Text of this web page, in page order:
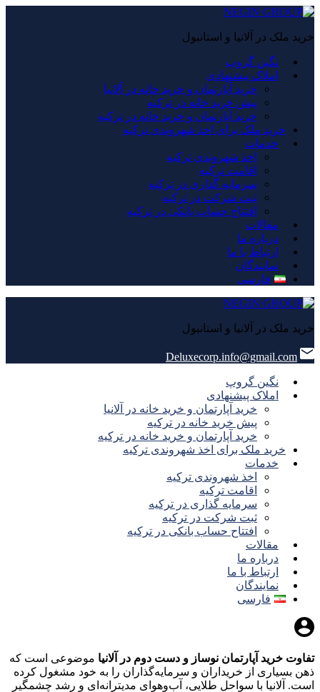
خرید ملک در آلانیا و استانبول
نگین گروپ
املاک پیشنهادی
خرید آپارتمان و خرید خانه در آلانیا
پیش خرید خانه در ترکیه
خرید آپارتمان و خرید خانه در ترکیه
خرید ملک برای اخذ شهروندی ترکیه
خدمات
اخذ شهروندی ترکیه
اقامت ترکیه
سرمایه گذاری در ترکیه
ثبت شرکت در ترکیه
افتتاح حساب بانکی در ترکیه
مقالات
درباره ما
ارتباط با ما
نمایندگان
فارسی
خرید ملک در آلانیا و استانبول
Deluxecorp.info@gmail.com
نگین گروپ
املاک پیشنهادی
خرید آپارتمان و خرید خانه در آلانیا
پیش خرید خانه در ترکیه
خرید آپارتمان و خرید خانه در ترکیه
خرید ملک برای اخذ شهروندی ترکیه
خدمات
اخذ شهروندی ترکیه
اقامت ترکیه
سرمایه گذاری در ترکیه
ثبت شرکت در ترکیه
افتتاح حساب بانکی در ترکیه
مقالات
درباره ما
ارتباط با ما
نمایندگان
فارسی
تفاوت خرید آپارتمان نوساز و دست‌ دوم در آلانیا موضوعی است که
ذهن بسیاری از خریداران و سرمایه‌گذاران را به خود مشغول کرده
است. آلانیا با سواحل طلایی، آب‌و‌هوای مدیترانه‌ای و رشد چشمگیر